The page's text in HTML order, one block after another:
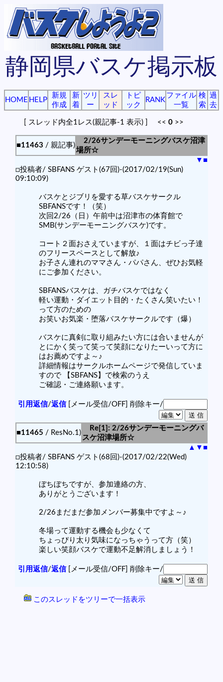
静岡県バスケ掲示板
HOME HELP
新規
作成
新
着
ツリ
ー
スレ
ッド
トピ
ック
RANK
ファイル
一覧
検
索
過
去
[ スレッド内全1レス(親記事-1 表示) ] << 0 >>
■11463 / 親記事)
2/26サンデーモーニングバスケ沼津
場所☆
▼ ■
□投稿者/ SBFANS ゲスト(67回)-(2017/02/19(Sun)
09:10:09)
バスケとジブリを愛する草バスケサークル
SBFANSです！（笑）
次回2/26（日）午前中は沼津市の体育館で
SMB(サンデーモーニングバスケ)です。
コート２面おさえていますが、１面はチビっ子達
のフリースペースとして解放♪
お子さん連れのママさん・パパさん、ぜひお気軽
にご参加ください。
SBFANSバスケは、ガチバスケではなく
軽い運動・ダイエット目的・たくさん笑いたい！
って方のための
お笑いお気楽・堕落バスケサークルです（爆）
バスケに真剣に取り組みたい方には合いませんが
とにかく笑って笑って笑顔になりたーいって方に
はお薦めですよ～♪
詳細情報はサークルホームページで発信していま
すので 【SBFANS】で検索のうえ
ご確認・ご連絡願います。
引用返信/返信[メール受信/OFF] 削除キー/
■11465 / ResNo.1)
Re[1]: 2/26サンデーモーニングバ
スケ沼津場所☆
▲ ▼ ■
□投稿者/ SBFANS ゲスト(68回)-(2017/02/22(Wed)
12:10:58)
ぼちぼちですが、参加連絡の方、
ありがとうございます！
2/26まだまだ参加メンバー募集中ですよ～♪
冬場って運動する機会も少なくて
ちょっぴり太り気味になっちゃうって方（笑）
楽しい笑顔バスケで運動不足解消しましょう！
引用返信/返信[メール受信/OFF] 削除キー/
このスレッドをツリーで一括表示